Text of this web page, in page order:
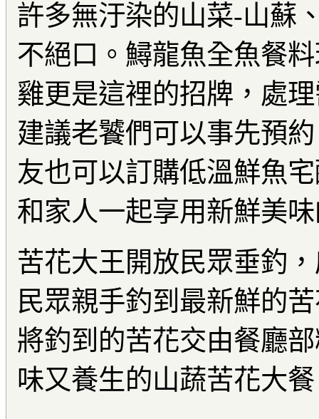
許多無汙染的山菜-山蘇
不絕口。鱘龍魚全魚餐
雞更是這裡的招牌，處
建議老饕們可以事先預
友也可以訂購低溫鮮魚
和家人一起享用新鮮美
苦花大王開放民眾垂釣
民眾親手釣到最新鮮的
將釣到的苦花交由餐廳
味又養生的山蔬苦花大